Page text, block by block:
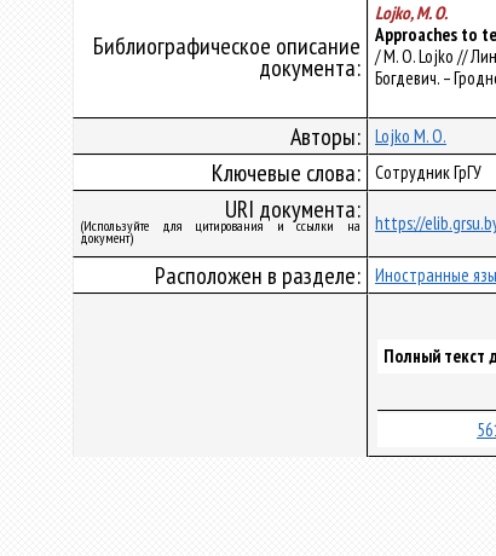
Библиографическое описание
документа:
Lojko, M. O.
Approaches to
/ M. O. Lojko //
Богдевич. –
Авторы: Lojko M. O.
Ключевые слова: Сотрудник ГрГУ
URI документа:
(Используйте для цитирования и ссылки на
документ)
https://
Расположен в разделе: Иностранные
Полный текст